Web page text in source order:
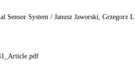
System / Janusz Jaworski, Grzegorz